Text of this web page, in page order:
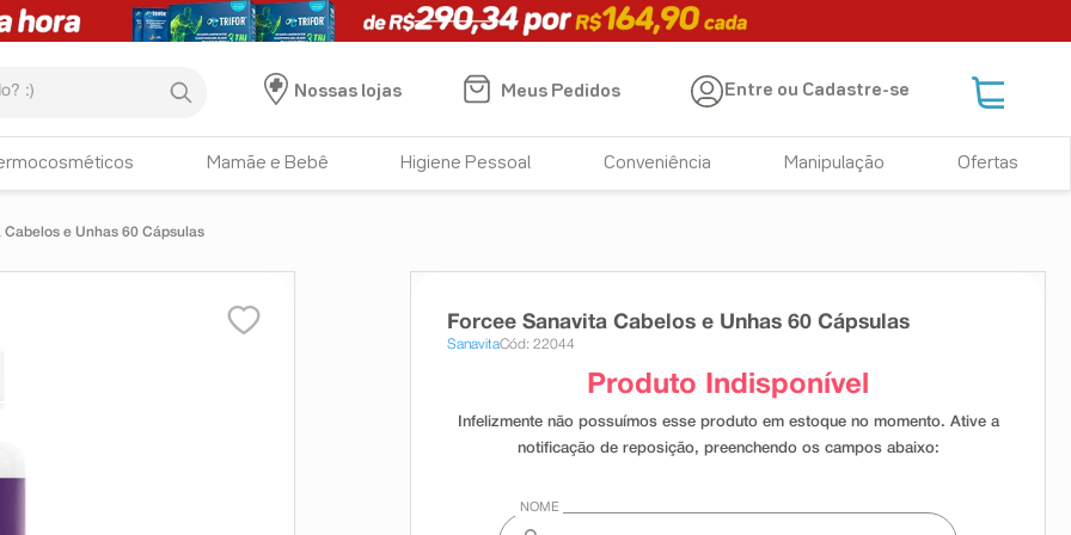
Nossas lojas
Meus Pedidos Entre ou Cadastre-se
Mamãe e Bebê Higiene Pessoal Conveniência Manipulação Ofertas
Cabelos e Unhas 60 Cápsulas
Forcee Sanavita Cabelos e Unhas 60 Cápsulas
SanavitaCód: 22044